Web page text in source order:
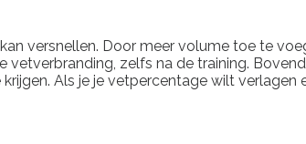
versnellen. Door meer volume toe te
zelfs na de training.
Als je je vetpercentage wilt